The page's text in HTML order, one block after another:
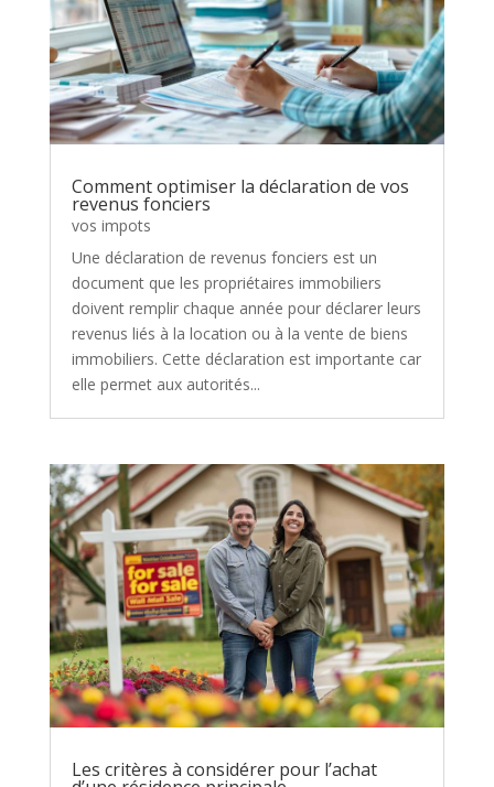
Comment optimiser la déclaration de vos
revenus fonciers
vos impots
Une déclaration de revenus fonciers est un
document que les propriétaires immobiliers
doivent remplir chaque année pour déclarer leurs
revenus liés à la location ou à la vente de biens
immobiliers. Cette déclaration est importante car
elle permet aux autorités...
Les critères à considérer pour l’achat